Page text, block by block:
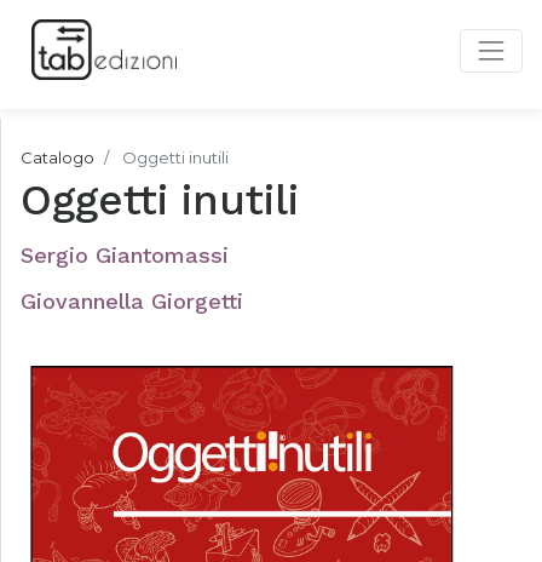
Catalogo Oggetti inutili
Oggetti inutili
Sergio Giantomassi
Giovannella Giorgetti